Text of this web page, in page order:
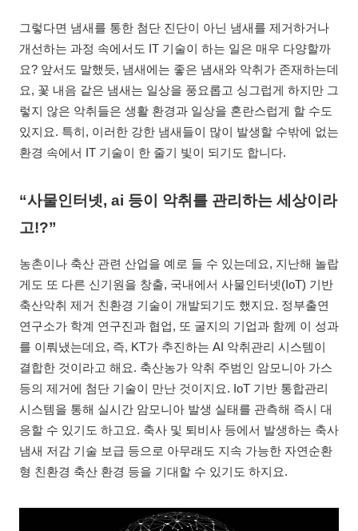
그렇다면 냄새를 통한 첨단 진단이 아닌 냄새를 제거하거나
개선하는 과정 속에서도 IT 기술이 하는 일은 매우 다양할까
요? 앞서도 말했듯, 냄새에는 좋은 냄새와 악취가 존재하는데
요, 꽃 내음 같은 냄새는 일상을 풍요롭고 싱그럽게 하지만 그
렇지 않은 악취들은 생활 환경과 일상을 혼란스럽게 할 수도
있지요. 특히, 이러한 강한 냄새들이 많이 발생할 수밖에 없는
환경 속에서 IT 기술이 한 줄기 빛이 되기도 합니다.
“사물인터넷, ai 등이 악취를 관리하는 세상이라
고!?”
농촌이나 축산 관련 산업을 예로 들 수 있는데요, 지난해 놀랍
게도 또 다른 신기원을 창출, 국내에서 사물인터넷(IoT) 기반
축산악취 제거 친환경 기술이 개발되기도 했지요. 정부출연
연구소가 학계 연구진과 협업, 또 굴지의 기업과 함께 이 성과
를 이뤄냈는데요, 즉, KT가 추진하는 AI 악취관리 시스템이
결합한 것이라고 해요. 축산농가 악취 주범인 암모니아 가스
등의 제거에 첨단 기술이 만난 것이지요. IoT 기반 통합관리
시스템을 통해 실시간 암모니아 발생 실태를 관측해 즉시 대
응할 수 있기도 하고요. 축사 및 퇴비사 등에서 발생하는 축사
냄새 저감 기술 보급 등으로 아무래도 지속 가능한 자연순환
형 친환경 축산 환경 등을 기대할 수 있기도 하지요.